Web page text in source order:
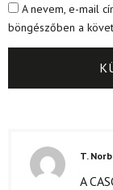
A nevem, e-mail
böngészőben a
T.
A